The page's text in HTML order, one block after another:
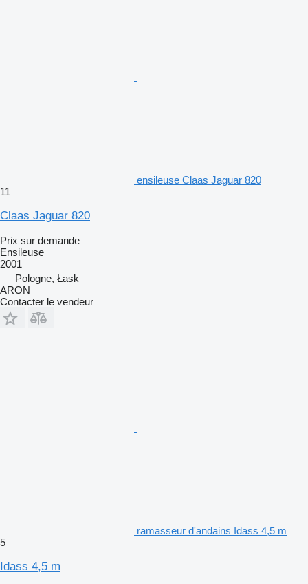
ensileuse Claas Jaguar 820
11
Claas Jaguar 820
Prix sur demande
Ensileuse
2001
Pologne, Łask
ARON
Contacter le vendeur
ramasseur d'andains Idass 4,5 m
5
Idass 4,5 m